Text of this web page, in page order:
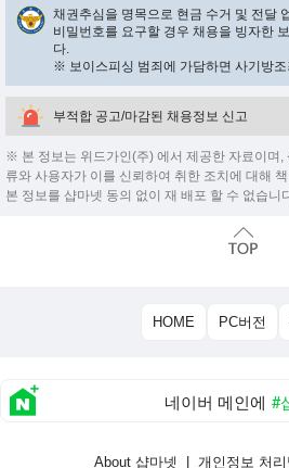
채권추심을 명목으로 현금 수거 및 전달
비밀번호를 요구할 경우 채용을 빙자한
다.
※ 보이스피싱 범죄에 가담하면 사기방
부적합 공고/마감된 채용정보 신고
※ 본 정보는 위드가인(주) 에서 제공한 자료이며,
류와 사용자가 이를 신뢰하여 취한 조치에 대해
본 정보를 샵마넷 동의 없이 재 배포 할 수 없습니
HOME PC버전
네이버 메인에 #
About 샵마넷 개인정보 처리